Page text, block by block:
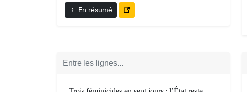
En résumé
Entre les lignes...